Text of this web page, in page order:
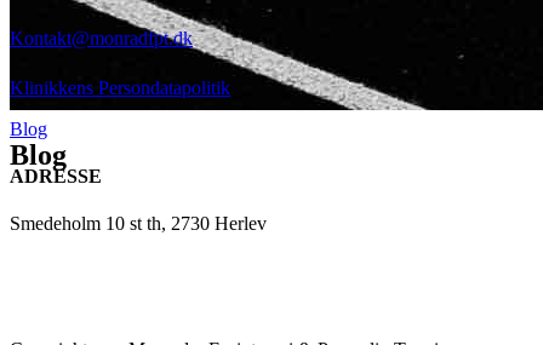
Blog
Kontakt@monradfpt.dk
Klinikkens Persondatapolitik
Blog
ADRESSE
Smedeholm 10 st th, 2730 Herlev